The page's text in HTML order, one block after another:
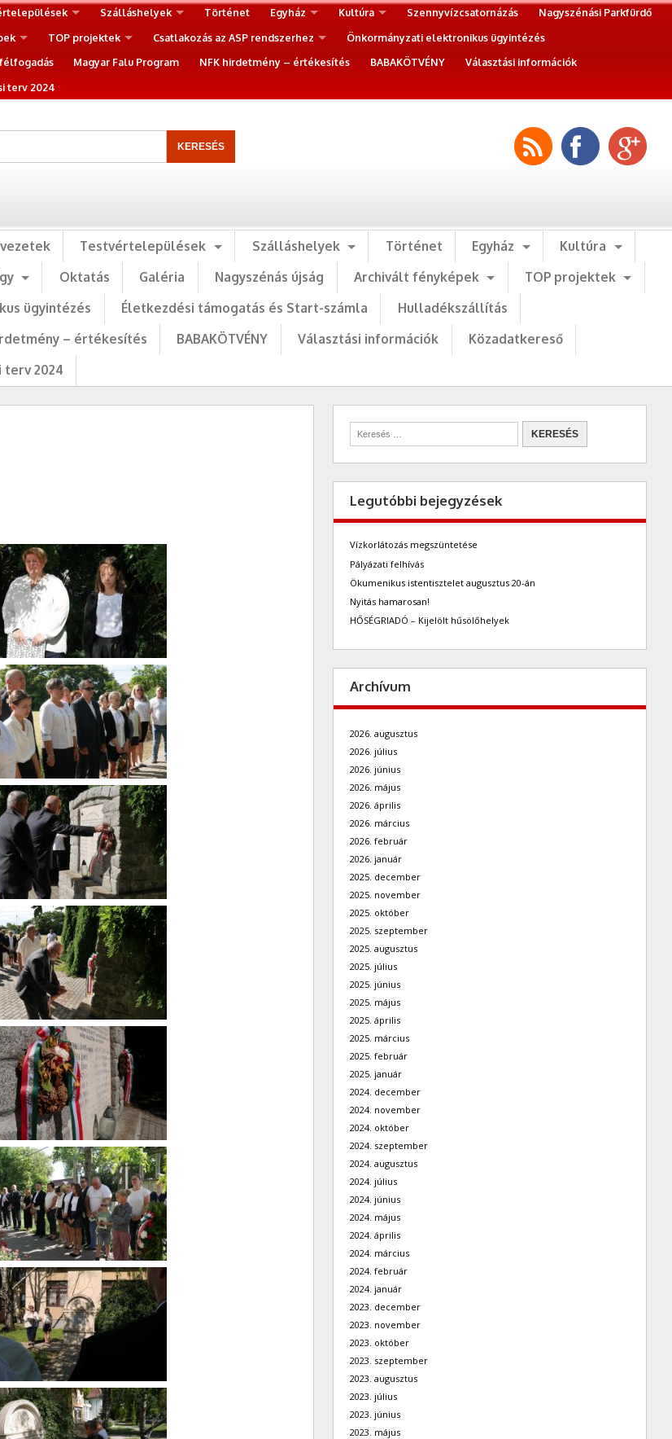
Szálláshelyek Történet Egyház Kultúra Szennyvízcsatornázás
Nagyszénási Parkfürdő
TOP projektek Csatlakozás az ASP rendszerhez
Önkormányzati elektronikus ügyintézés
Magyar Falu Program NFK hirdetmény – értékesítés BABAKÖTVÉNY
Választási információk
terv 2024
Testvértelepülések Szálláshelyek Történet Egyház
Kultúra
Oktatás Galéria Nagyszénás újság Archivált fényképek
TOP projektek
ügyintézés Életkezdési támogatás és Start-számla
Hulladékszállítás
– értékesítés BABAKÖTVÉNY Választási információk
Közadatkereső
2024
Legutóbbi bejegyzések
Vízkorlátozás megszüntetése
Pályázati felhívás
Ökumenikus istentisztelet augusztus 20-án
Nyitás hamarosan!
HŐSÉGRIADÓ – Kijelölt hűsölőhelyek
Archívum
2026. augusztus
2026. július
2026. június
2026. május
2026. április
2026. március
2026. február
2026. január
2025. december
2025. november
2025. október
2025. szeptember
2025. augusztus
2025. július
2025. június
2025. május
2025. április
2025. március
2025. február
2025. január
2024. december
2024. november
2024. október
2024. szeptember
2024. augusztus
2024. július
2024. június
2024. május
2024. április
2024. március
2024. február
2024. január
2023. december
2023. november
2023. október
2023. szeptember
2023. augusztus
2023. július
2023. június
2023. május